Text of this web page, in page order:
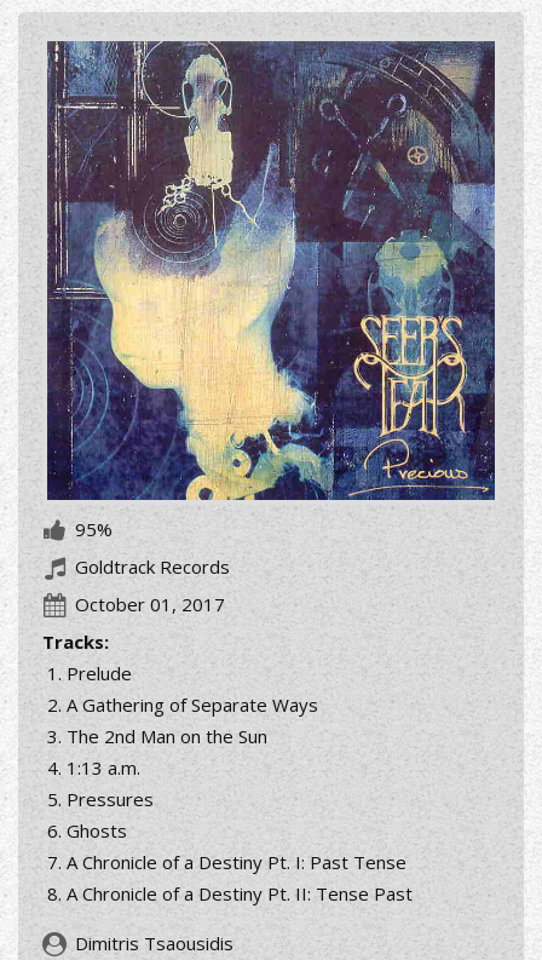
95%
Goldtrack Records
October 01, 2017
Tracks:
Prelude
A Gathering of Separate Ways
The 2nd Man on the Sun
1:13 a.m.
Pressures
Ghosts
A Chronicle of a Destiny Pt. I: Past Tense
A Chronicle of a Destiny Pt. II: Tense Past
Dimitris Tsaousidis